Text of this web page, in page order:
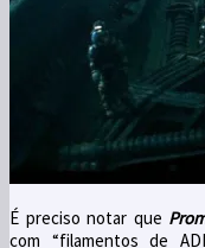
É preciso notar que
com “filamentos de